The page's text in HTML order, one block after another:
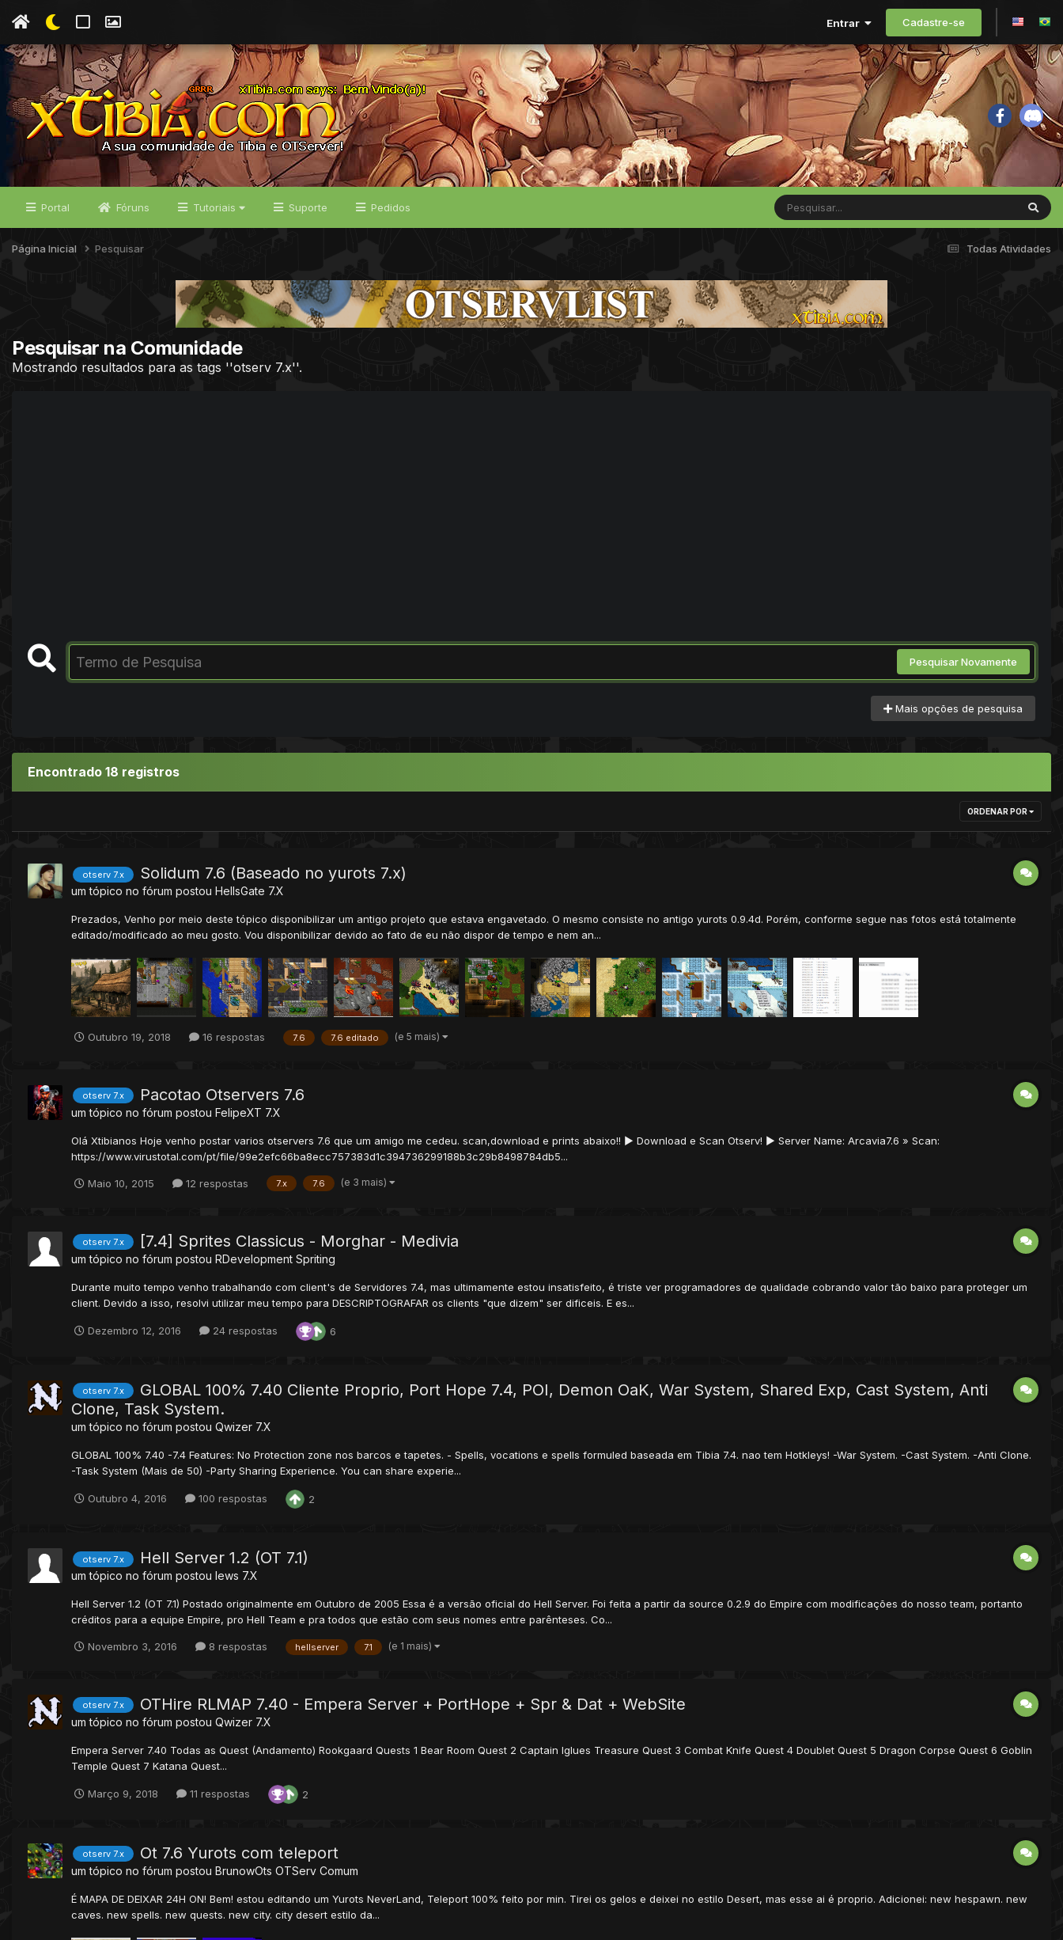
Entrar Cadastre-se
Portal Fóruns Tutoriais Suporte Pedidos
Todas Atividades
Página Inicial Pesquisar
Pesquisar na Comunidade
Mostrando resultados para as tags ''otserv 7.x''.
Pesquisar Novamente
Mais opções de pesquisa
Encontrado 18 registros
ORDENAR POR
otserv 7.x Solidum 7.6 (Baseado no yurots 7.x)
um tópico no fórum postou HellsGate 7.X
Prezados, Venho por meio deste tópico disponibilizar um antigo projeto que estava engavetado. O mesmo consiste no antigo yurots 0.9.4d. Porém, conforme segue nas fotos está totalmente
editado/modificado ao meu gosto. Vou disponibilizar devido ao fato de eu não dispor de tempo e nem an...
Outubro 19, 2018 16 respostas 7.6 7.6 editado (e 5 mais)
otserv 7.x Pacotao Otservers 7.6
um tópico no fórum postou FelipeXT 7.X
Olá Xtibianos Hoje venho postar varios otservers 7.6 que um amigo me cedeu. scan,download e prints abaixo!! ► Download e Scan Otserv! ► Server Name: Arcavia7.6 » Scan:
https://www.virustotal.com/pt/file/99e2efc66ba8ecc757383d1c394736299188b3c29b8498784db5...
Maio 10, 2015 12 respostas 7.x 7.6 (e 3 mais)
otserv 7.x [7.4] Sprites Classicus - Morghar - Medivia
um tópico no fórum postou RDevelopment Spriting
Durante muito tempo venho trabalhando com client's de Servidores 7.4, mas ultimamente estou insatisfeito, é triste ver programadores de qualidade cobrando valor tão baixo para proteger um
client. Devido a isso, resolvi utilizar meu tempo para DESCRIPTOGRAFAR os clients "que dizem" ser dificeis. E es...
Dezembro 12, 2016 24 respostas 6
otserv 7.x
GLOBAL 100% 7.40 Cliente Proprio, Port Hope 7.4, POI, Demon OaK, War System, Shared Exp, Cast System, Anti
Clone, Task System.
um tópico no fórum postou Qwizer 7.X
GLOBAL 100% 7.40 -7.4 Features: No Protection zone nos barcos e tapetes. - Spells, vocations e spells formuled baseada em Tibia 7.4. nao tem Hotkleys! -War System. -Cast System. -Anti Clone.
-Task System (Mais de 50) -Party Sharing Experience. You can share experie...
Outubro 4, 2016 100 respostas 2
otserv 7.x Hell Server 1.2 (OT 7.1)
um tópico no fórum postou lews 7.X
Hell Server 1.2 (OT 7.1) Postado originalmente em Outubro de 2005 Essa é a versão oficial do Hell Server. Foi feita a partir da source 0.2.9 do Empire com modificações do nosso team, portanto
créditos para a equipe Empire, pro Hell Team e pra todos que estão com seus nomes entre parênteses. Co...
Novembro 3, 2016 8 respostas hellserver 7.1 (e 1 mais)
otserv 7.x OTHire RLMAP 7.40 - Empera Server + PortHope + Spr & Dat + WebSite
um tópico no fórum postou Qwizer 7.X
Empera Server 7.40 Todas as Quest (Andamento) Rookgaard Quests 1 Bear Room Quest 2 Captain Iglues Treasure Quest 3 Combat Knife Quest 4 Doublet Quest 5 Dragon Corpse Quest 6 Goblin
Temple Quest 7 Katana Quest...
Março 9, 2018 11 respostas 2
otserv 7.x Ot 7.6 Yurots com teleport
um tópico no fórum postou BrunowOts OTServ Comum
É MAPA DE DEIXAR 24H ON! Bem! estou editando um Yurots NeverLand, Teleport 100% feito por min. Tirei os gelos e deixei no estilo Desert, mas esse ai é proprio. Adicionei: new hespawn. new
caves. new spells. new quests. new city. city desert estilo da...